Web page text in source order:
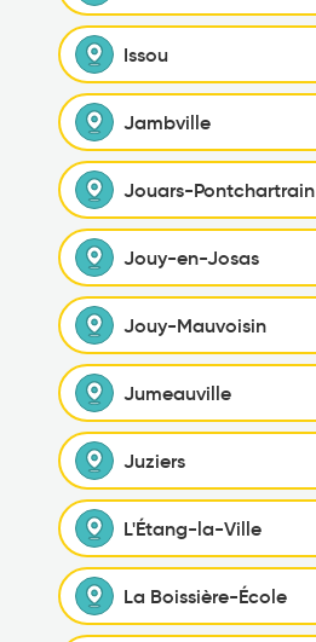
Issou
Jambville
Jouars-Pontchartrain
Jouy-en-Josas
Jouy-Mauvoisin
Jumeauville
Juziers
L'Étang-la-Ville
La Boissière-École